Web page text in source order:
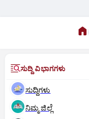
ಸುದ್ದಿ ವಿಭಾಗಗಳು
ಸುದ್ದಿಗಳು
ನಿಮ್ಮ ಜಿಲ್ಲೆ